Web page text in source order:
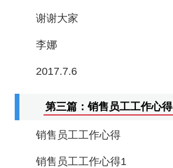
谢谢大家
李娜
2017.7.6
第三篇：销售员工工作心得
销售员工工作心得
销售员工工作心得1